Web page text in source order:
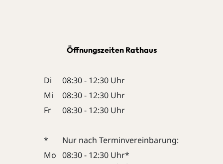
Öffnungszeiten Rathaus
Di
08:30 - 12:30 Uhr
Mi
08:30 - 12:30 Uhr
Fr
08:30 - 12:30 Uhr
*
Nur nach Terminvereinbarung:
Mo 08:30 - 12:30 Uhr*